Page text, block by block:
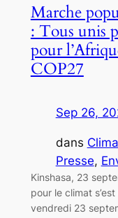
Marche
: Tous unis
pour
COP27
Sep 26,
dans
Presse,
Kinshasa, 23
pour le climat
vendredi 23